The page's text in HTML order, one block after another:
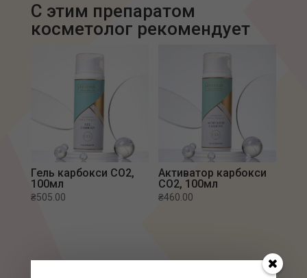
С этим препаратом
Гель карбокси CO2,
100мл
₴505.00
Активатор карбокси
CO2, 100мл
₴460.00